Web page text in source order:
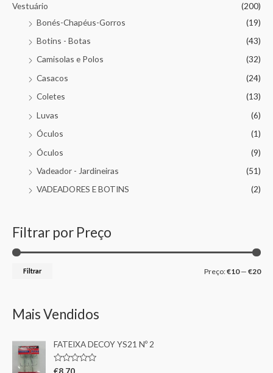
Vestuário
(200)
Bonés-Chapéus-Gorros
(19)
Botins - Botas
(43)
Camisolas e Polos
(32)
Casacos
(24)
Coletes
(13)
Luvas
(6)
Óculos
(1)
Óculos
(9)
Vadeador - Jardineiras
(51)
VADEADORES E BOTINS
(2)
Filtrar por Preço
Filtrar Preço:€10— €20
Mais Vendidos
FATEIXA DECOY YS21 Nº 2
A
€8,70